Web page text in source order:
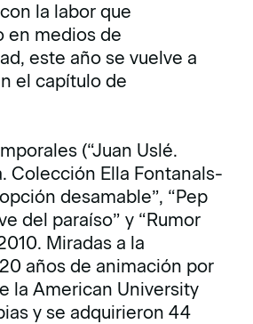
la labor que
en medios de
este año se vuelve a
el capítulo de
(“Juan Uslé.
Colección Ella Fontanals-
desamable”, “Pep
del paraíso” y “Rumor
Miradas a la
años de animación por
la American University
y se adquirieron 44